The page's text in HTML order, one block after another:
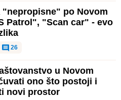
"nepropisne" po Novom
Patrol", "Scan car" - evo
26
u Novom
ono što postoji i
novi prostor